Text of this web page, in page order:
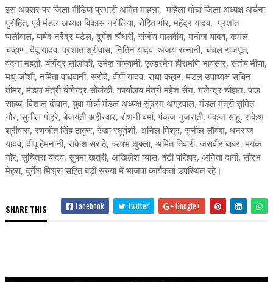
इस अवसर पर जिला मीडिया प्रभारी अमित माहला, महिला मोर्चा जिला अध्यक्ष अर्चना
पुरोहित, पूर्व मंडल अध्यक्ष विकास नरोलिया, रोहित गौर, महेंद्र यादव, प्रशांत
पालीवाल, पार्षद नरेंद्र पटेल, दुर्गेश चौधरी, संजीव मालवीय, मनोज यादव, कमल
चव्हाण, देवू यादव, प्रशांत श्रीवास, नितिन यादव, अजय रत्नानी, चंचल राजपूत,
वंदना महतो, योगेंद्र सोलांकी, उमेश गोस्वामी, एल्डरमैन हीरामणि भावसार, संतोष मीणा,
मधु जोशी, नमिता वाधवानी, सरोदे, वीपी यादव, राधा कहार, मंडल उपाध्यक्ष सचिन
तोमर, मंडल मंत्री योगेन्द्र सोलंकी, कार्यालय मंत्री महेश सैन, गजेन्द्र चौहान, पाल
साहब, विशाल दीवान, युवा मोर्चा मंडल अध्यक्ष सुंदरम अग्रवाल, मंडल मंत्री सुमित
गौर, सुनील गोहरे, बेजयंती अहीरवार, रोशनी वर्मा, पंकज गुजराती, पंकज साहू, राकेश
श्रीवास, रणजीत सिंह ठाकुर, रेखा रघुवंशी, अनिल मिश्र, सुनील लौवंश, धनराज
यादव, दीपू हेमनानी, राकेश सराठे, ऋषभ शुक्ला, अमित तिवारी, जसवीर बाबर, मयंक
गौर, सुचित्रा यादव, सुषमा खत्री, अखिलेश व्यास, बंटी परिहार, अनिता दागी, सौरभ
मेहरा, दुर्गेश मिश्रा सहित बड़ी संख्या में भाजपा कार्यकर्ता उपस्थित रहे।
SHARE THIS Facebook Twitter Google+